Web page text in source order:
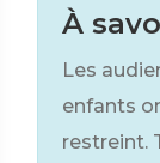
À
Les
enfants
restreint.